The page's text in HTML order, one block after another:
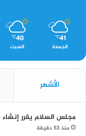
41
℃
الجمعة
40
℃
السبت
الأشهر
مجلس السلام يقرر
منذ 53 دقيقة